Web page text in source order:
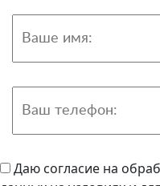
Даю согласие на